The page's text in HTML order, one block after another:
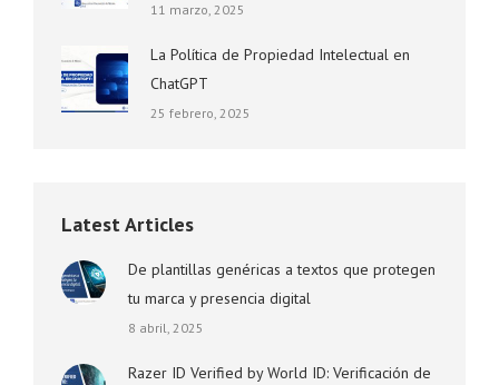
11 marzo, 2025
La Política de Propiedad Intelectual en
ChatGPT
25 febrero, 2025
Latest Articles
De plantillas genéricas a textos que protegen
tu marca y presencia digital
8 abril, 2025
Razer ID Verified by World ID: Verificación de